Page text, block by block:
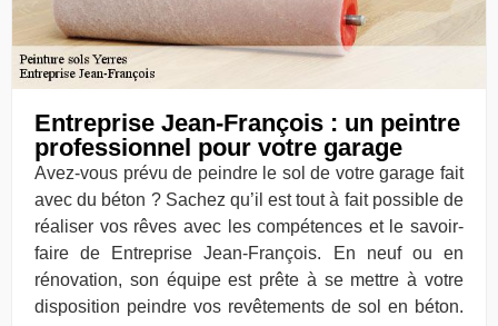
Entreprise Jean-François : un peintre
professionnel pour votre garage
Avez-vous prévu de peindre le sol de votre garage fait
avec du béton ? Sachez qu’il est tout à fait possible de
réaliser vos rêves avec les compétences et le savoir-
faire de Entreprise Jean-François. En neuf ou en
rénovation, son équipe est prête à se mettre à votre
disposition peindre vos revêtements de sol en béton.